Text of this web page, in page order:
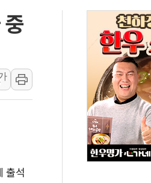
파트 부양, 수도 베이징도 부동산 규제
계곡서 수위 상승으로 피서객 7명 고립
일 '별똥별 멍' 운영…페르세우스 유
부 동해안 시간당 50mm 이상 폭우…호
일하던 90대 숨져…온열질환 여부 조사
전면허 기능시험 오전 집중 편성…체감
주가누르기 방지법' 전면 재검토 지시
경북 울진 시간당 20~30mm 강한 비...
·열대야 지속…내륙 곳곳 소나기
공원 주택 검토, 민주당 스스로 원칙 뒤집
출석